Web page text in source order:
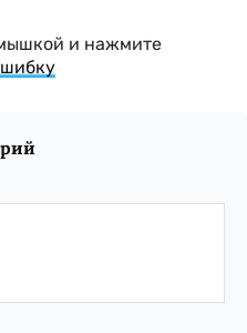
и нажмите